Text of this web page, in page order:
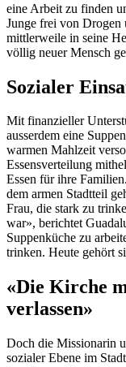
eine Arbeit zu finden
Junge frei von Drogen
mittlerweile in seine
völlig neuer Mensch
Sozialer
Mit finanzieller
ausserdem eine
warmen Mahlzeit
Essensverteilung
Essen für ihre
dem armen Stadtteil
Frau, die stark zu
war», berichtet
Suppenküche zu
trinken. Heute gehört
«Die Kirche
verlassen»
Doch die Missionarin
sozialer Ebene im